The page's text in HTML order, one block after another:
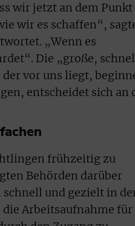
wir jetzt an dem Punkt
wir es schaffen“,
„Wenn es
Die „große,
vor uns liegt,
entscheidet sich an
frühzeitig zu
Behörden darüber
und gezielt in
Arbeitsaufnahme für